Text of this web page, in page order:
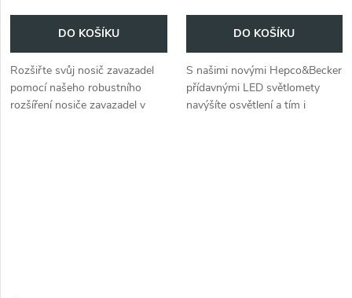
DO KOŠÍKU
Rozšiřte svůj nosič zavazadel
pomocí našeho robustního
rozšíření nosiče zavazadel v
DO KOŠÍKU
S našimi novými Hepco&Becker
přídavnými LED světlomety
navýšíte osvětlení a tím i